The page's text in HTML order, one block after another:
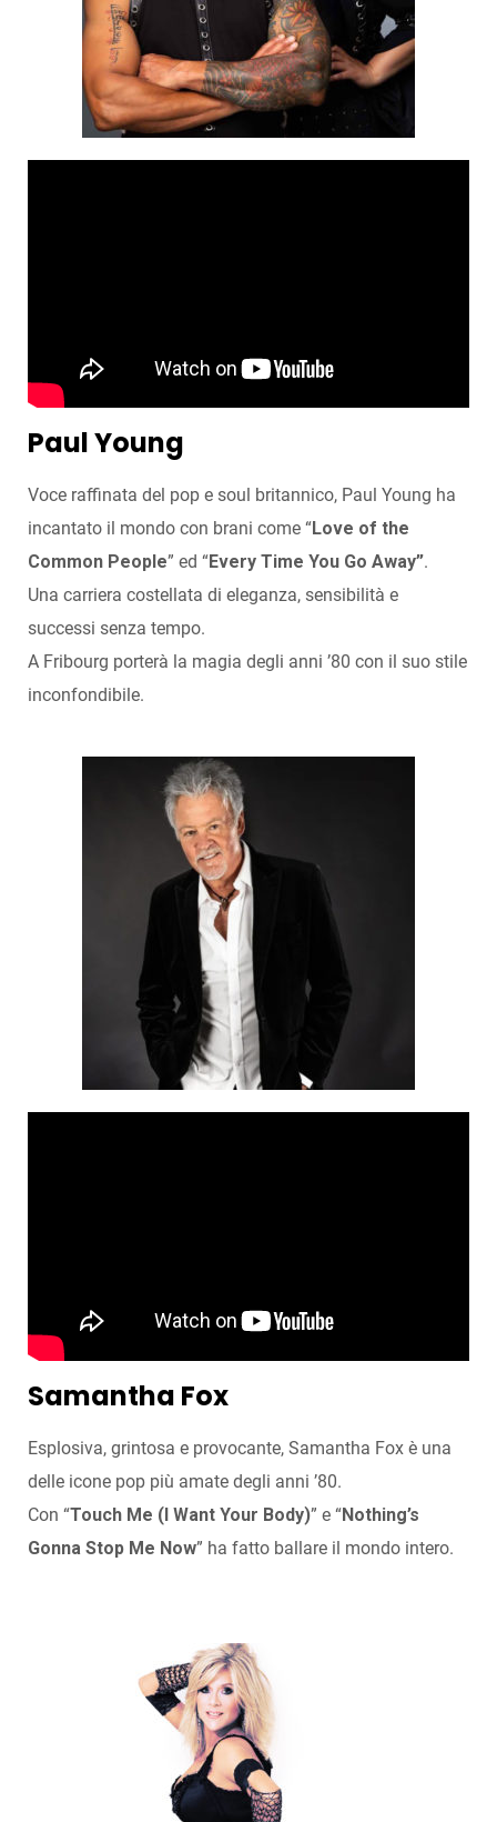
Paul Young
Voce raffinata del pop e soul britannico, Paul Young ha
incantato il mondo con brani come “Love of the
Common People” ed “Every Time You Go Away”.
Una carriera costellata di eleganza, sensibilità e
successi senza tempo.
A Fribourg porterà la magia degli anni ’80 con il suo stile
inconfondibile.
Samantha Fox
Esplosiva, grintosa e provocante, Samantha Fox è una
delle icone pop più amate degli anni ’80.
Con “Touch Me (I Want Your Body)” e “Nothing’s
Gonna Stop Me Now” ha fatto ballare il mondo intero.